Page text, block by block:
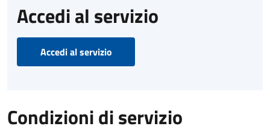
Accedi al servizio
Accedi al servizio
Condizioni di servizio